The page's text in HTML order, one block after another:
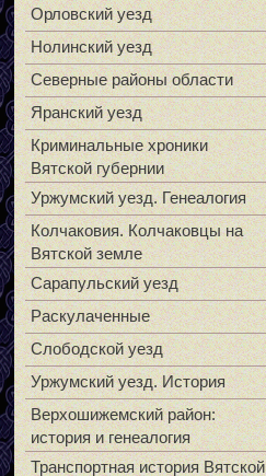
Орловский уезд
Нолинский уезд
Северные районы области
Яранский уезд
Криминальные хроники
Вятской губернии
Уржумский уезд. Генеалогия
Колчаковия. Колчаковцы на
Вятской земле
Сарапульский уезд
Раскулаченные
Слободской уезд
Уржумский уезд. История
Верхошижемский район:
история и генеалогия
Транспортная история Вятской